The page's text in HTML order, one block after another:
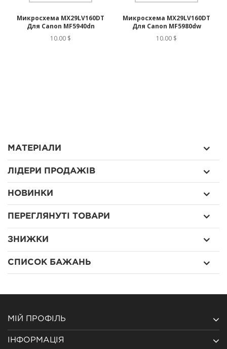
Микросхема MX29LV160DT
Для Canon MF5940dn
10.00 $
Микросхема MX29LV160DT
Для Canon MF5980dw
10.00 $
МАТЕРІАЛИ
ЛІДЕРИ ПРОДАЖІВ
НОВИНКИ
ПЕРЕГЛЯНУТІ ТОВАРИ
ЗНИЖКИ
СПИСОК БАЖАНЬ
МІЙ ПРОФІЛЬ
ІНФОРМАЦІЯ